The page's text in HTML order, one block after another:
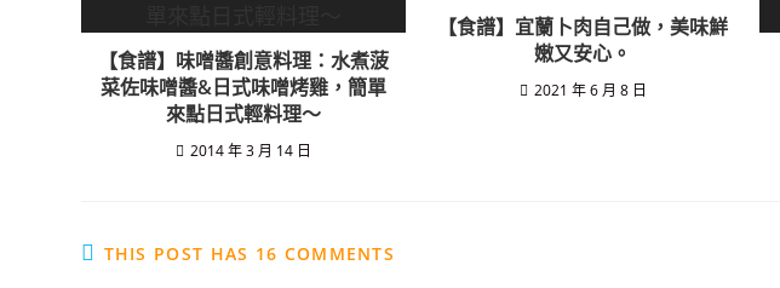
【食譜】味噌醬創意料理：水煮菠
菜佐味噌醬&日式味噌烤雞，簡單
來點日式輕料理～
2014 年 3 月 14 日
【食譜】宜蘭卜肉自己做，美味鮮
嫩又安心。
2021 年 6 月 8 日
THIS POST HAS 16 COMMENTS